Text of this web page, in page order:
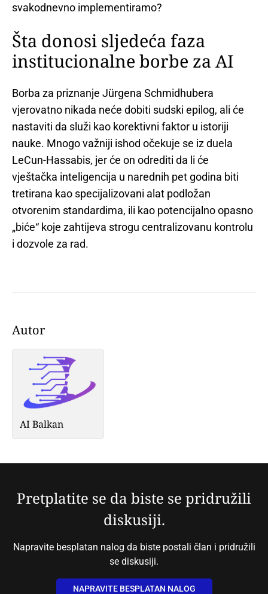
svakodnevno implementiramo?
Šta donosi sljedeća faza
institucionalne borbe za AI
Borba za priznanje Jürgena Schmidhubera
vjerovatno nikada neće dobiti sudski epilog, ali će
nastaviti da služi kao korektivni faktor u istoriji
nauke. Mnogo važniji ishod očekuje se iz duela
LeCun-Hassabis, jer će on odrediti da li će
vještačka inteligencija u narednih pet godina biti
tretirana kao specijalizovani alat podložan
otvorenim standardima, ili kao potencijalno opasno
„biće“ koje zahtijeva strogu centralizovanu kontrolu
i dozvole za rad.
Autor
AI Balkan
Pretplatite se da biste se pridružili
diskusiji.
Napravite besplatan nalog da biste postali član i pridružili
se diskusiji.
NAPRAVITE BESPLATAN NALOG